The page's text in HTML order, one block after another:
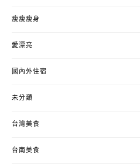
瘦瘦瘦身
愛漂亮
國內外住宿
未分類
台灣美食
台南美食